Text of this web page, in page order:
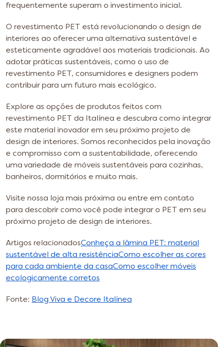
frequentemente superam o investimento inicial.
O revestimento PET está revolucionando o design de
interiores ao oferecer uma alternativa sustentável e
esteticamente agradável aos materiais tradicionais. Ao
adotar práticas sustentáveis, como o uso de
revestimento PET, consumidores e designers podem
contribuir para um futuro mais ecológico.
Explore as opções de produtos feitos com
revestimento PET da Italínea e descubra como integrar
este material inovador em seu próximo projeto de
design de interiores. Somos reconhecidos pela inovação
e compromisso com a sustentabilidade, oferecendo
uma variedade de móveis sustentáveis para cozinhas,
banheiros, dormitórios e muito mais.
Visite nossa loja mais próxima ou entre em contato
para descobrir como você pode integrar o PET em seu
próximo projeto de design de interiores.
Artigos relacionadosConheça a lâmina PET: material
sustentável de alta resistênciaComo escolher as cores
para cada ambiente da casaComo escolher móveis
ecologicamente corretos
Fonte: Blog Viva e Decore Italínea